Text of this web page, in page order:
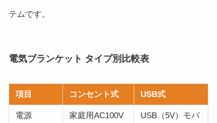
テムです。
電気ブランケット タイプ別比較表
項目 コンセント式 USB式
電源 家庭用AC100V
USB（5V）モバ